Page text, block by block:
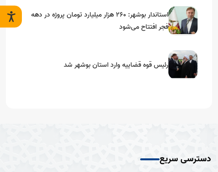
استاندار بوشهر: ۲۶۰ هزار میلیارد تومان پروژه در دهه
فجر افتتاح می‌شود
رئیس قوه قضاییه وارد استان بوشهر شد
دسترسی سریع